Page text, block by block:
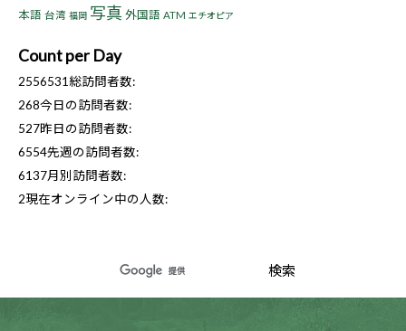
本語 台湾 福岡 写真 外国語 ATM エチオピア
Count per Day
2556531総訪問者数:
268今日の訪問者数:
527昨日の訪問者数:
6554先週の訪問者数:
6137月別訪問者数:
2現在オンライン中の人数: